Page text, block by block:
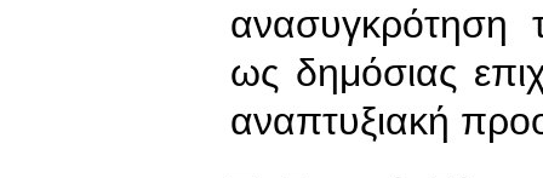
ανασυγκρότηση
ως δημόσιας
αναπτυξιακή